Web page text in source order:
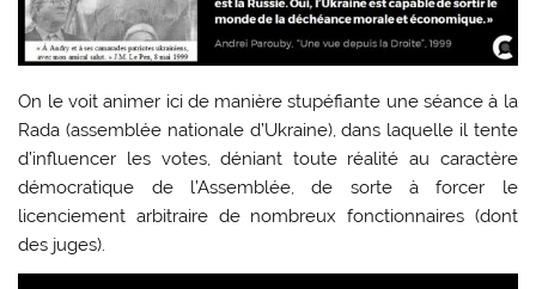
On le voit animer ici de manière stupéfiante une séance à la
Rada (assemblée nationale d’Ukraine), dans laquelle il tente
d’influencer les votes, déniant toute réalité au caractère
démocratique de l’Assemblée, de sorte à forcer le
licenciement arbitraire de nombreux fonctionnaires (dont
des juges).